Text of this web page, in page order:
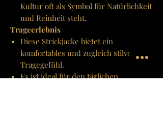
Kultur oft als Symbol für Natürlichkeit
und Reinheit steht.
Trageerlebnis
Diese Strickjacke bietet ein
komfortables und zugleich stilvolles
Tragegefühl.
Es ist ideal für den täglichen